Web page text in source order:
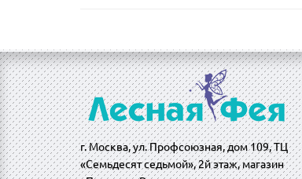
г. Москва, ул. Профсоюзная, дом 109, ТЦ
«Семьдесят седьмой», 2й этаж, магазин